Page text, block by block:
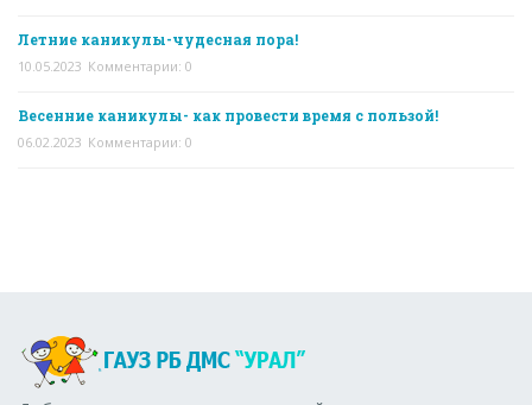
Летние каникулы-чудесная пора!
10.05.2023 Комментарии: 0
Весенние каникулы- как провести время с пользой!
06.02.2023 Комментарии: 0